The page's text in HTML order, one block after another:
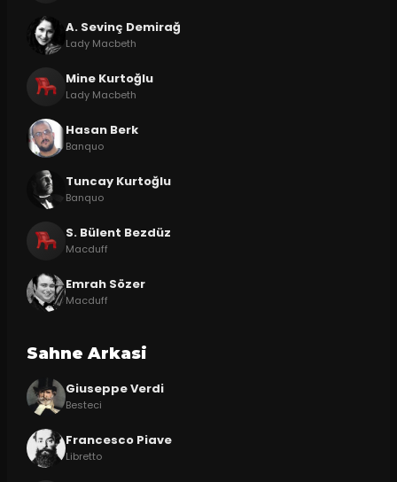
A. Sevinç Demirağ
Lady Macbeth
Mine Kurtoğlu
Lady Macbeth
Hasan Berk
Banquo
Tuncay Kurtoğlu
Banquo
S. Bülent Bezdüz
Macduff
Emrah Sözer
Macduff
Sahne Arkasi
Giuseppe Verdi
Besteci
Francesco Piave
Libretto